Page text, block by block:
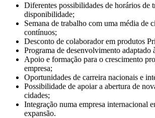
Diferentes possibilidades de horários de
disponibilidade;
Semana de trabalho com uma média de
contínuos;
Desconto de colaborador em produtos
Programa de desenvolvimento adaptado
Apoio e formação para o crescimento
empresa;
Oportunidades de carreira nacionais e
Possibilidade de apoiar a abertura de
cidades;
Integração numa empresa internacional
expansão.